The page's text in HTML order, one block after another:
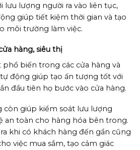
lưu lượng người ra vào liên tục,
giúp tiết kiệm thời gian và tạo
môi trường làm việc.
hàng, siêu thị
biến trong các cửa hàng và
động giúp tạo ấn tượng tốt với
đầu tiên họ bước vào cửa hàng.
còn giúp kiểm soát lưu lượng
an toàn cho hàng hóa bên trong.
khi có khách hàng đến gần cũng
việc mua sắm, tạo cảm giác